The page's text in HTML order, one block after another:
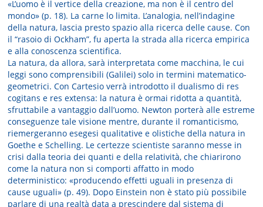
«L’uomo è il vertice della creazione, ma non è il centro del
mondo» (p. 18). La carne lo limita. L’analogia, nell’indagine
della natura, lascia presto spazio alla ricerca delle cause. Con
il “rasoio di Ockham”, fu aperta la strada alla ricerca empirica
e alla conoscenza scientifica.
La natura, da allora, sarà interpretata come macchina, le cui
leggi sono comprensibili (Galilei) solo in termini matematico-
geometrici. Con Cartesio verrà introdotto il dualismo di res
cogitans e res extensa: la natura è ormai ridotta a quantità,
sfruttabile a vantaggio dall’uomo. Newton porterà alle estreme
conseguenze tale visione mentre, durante il romanticismo,
riemergeranno esegesi qualitative e olistiche della natura in
Goethe e Schelling. Le certezze scientiste saranno messe in
crisi dalla teoria dei quanti e della relatività, che chiarirono
come la natura non si comporti affatto in modo
deterministico: «producendo effetti uguali in presenza di
cause uguali» (p. 49). Dopo Einstein non è stato più possibile
parlare di una realtà data a prescindere dal sistema di